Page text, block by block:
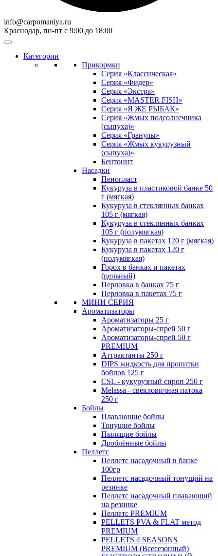
info@carpomaniya.ru
Краснодар, пн-пт с 9:00 до 18:00
Категории
Прикормки
Серия «Классическая»
Серия «Фидер»
Серия «Экстра»
Серия «MASTER FISH»
Серия «Я ЖЕ РЫБАК»
Серия «Жмых подсолнечника
(сыпуха)»
Cерия «Гранулы»
Серия «Жмых кукурузный
(сыпуха)»
Бентонит
Насадки
Пенопласт
Кукуруза в пластиковой банке 50
г (мягкая)
Кукуруза в стеклянных банках
105 г (мягкая)
Кукуруза в стеклянных банках
105 г (полумягкая)
Кукуруза в пакетах 120 г (мягкая)
Кукуруза в пакетах 120 г
(полумягкая)
Горох в банках и пакетах
(цельный)
Перловка в банках 75 г
Перловка в пакетах 75 г
МИНИ СЕРИЯ
Ароматизаторы
Ароматизаторы 25 г
Ароматизаторы-спрей 50 г
Ароматизаторы-спрей 50 г
PREMIUM
Аттрактанты 250 г
DIPS жидкость для пропитки
бойлов 125 г
CSL - кукурузный сироп 250 г
Melassa - свекловичная патока
250 г
Бойлы
Плавающие бойлы
Тонущие бойлы
Пылящие бойлы
Дроблённые бойлы
Пеллетс
Пеллетс насадочный в банке
100гр
Пеллетс насадочный тонущий на
резинке
Пеллетс насадочный плавающий
на резинке
Пеллетс PREMIUM
PELLETS PVA & FLAT метод
PREMIUM
PELLETS 4 SEASONS
PREMIUM (Всесезонный)